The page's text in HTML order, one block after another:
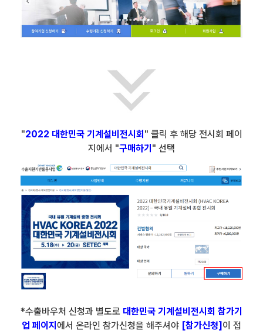
"2022 대한민국 기계설비전시회 " 클릭 후 해당 전시회 페이
지에서 "구매하기 " 선택
*수출바우처 신청과 별도로 대한민국 기계설비전시회 참가기
업 페이지 에서 온라인 참가신청을 해주셔야 [참가신청]이 접